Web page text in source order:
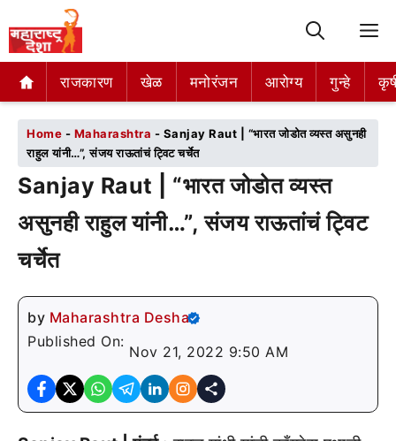
राजकारण खेळ मनोरंजन आरोग्य गुन्हे
राजकारण खेळ मनोरंजन आरोग्य गुन्हे
Home - Maharashtra - Sanjay Raut | “भारत जोडोत व्यस्त असुनही
राहुल यांनी…”, संजय राऊतांचं ट्विट चर्चेत
Sanjay Raut | “भारत जोडोत व्यस्त
असुनही राहुल यांनी…”, संजय राऊतांचं ट्विट
चर्चेत
by Maharashtra Desha
Published On:
Nov 21, 2022 9:50 AM